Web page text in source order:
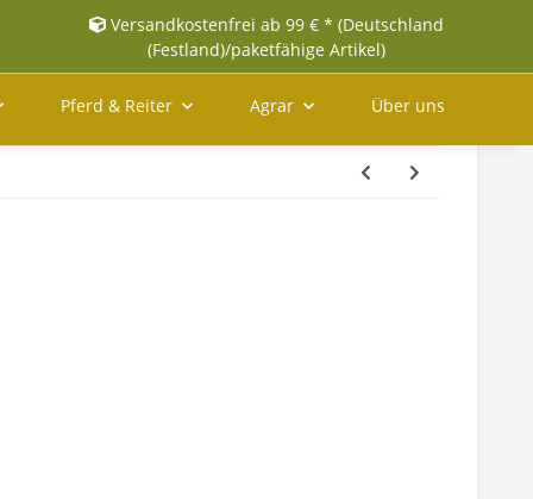
Versandkostenfrei ab 99 € * (Deutschland
(Festland)/paketfähige Artikel)
Pferd & Reiter Agrar Über uns